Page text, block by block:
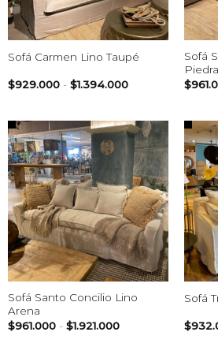
Sofá Carmen Lino Taupé
$929.000 - $1.394.000Rango
$929.000
hasta
$1.394.000
Sofá
Piedra
$
Sofá Santo Concilio Lino
Arena
$961.000 - $1.921.000Rango
Sofá
$